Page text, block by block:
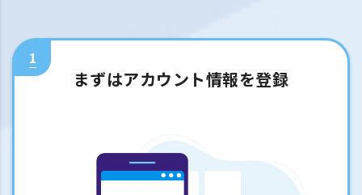
1
まずはアカウント情報を登録